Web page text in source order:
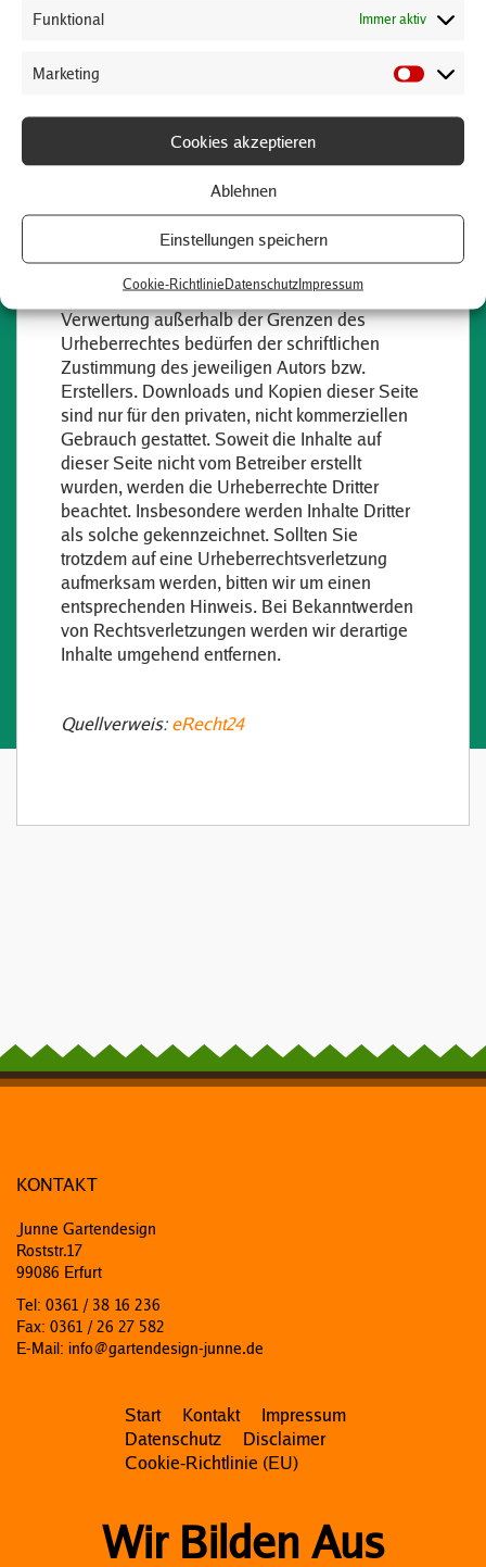
Funktional Immer aktiv
Marketing
Cookies akzeptieren
Ablehnen
Einstellungen speichern
Cookie-RichtlinieDatenschutzImpressum
permanente inhaltliche Kontrolle der verlinkten
Bekanntwerden von Rechtsverletzungen
Urheberrecht
und Werke auf diesen Seiten unterliegen dem
Bearbeitung, Verbreitung und jede Art der
Verwertung außerhalb der Grenzen des
Urheberrechtes bedürfen der schriftlichen
Zustimmung des jeweiligen Autors bzw.
Erstellers. Downloads und Kopien dieser Seite
sind nur für den privaten, nicht kommerziellen
Gebrauch gestattet. Soweit die Inhalte auf
dieser Seite nicht vom Betreiber erstellt
wurden, werden die Urheberrechte Dritter
beachtet. Insbesondere werden Inhalte Dritter
als solche gekennzeichnet. Sollten Sie
trotzdem auf eine Urheberrechtsverletzung
aufmerksam werden, bitten wir um einen
entsprechenden Hinweis. Bei Bekanntwerden
von Rechtsverletzungen werden wir derartige
Inhalte umgehend entfernen.
Quellverweis: eRecht24
KONTAKT
Junne Gartendesign
Roststr.17
99086 Erfurt
Tel: 0361 / 38 16 236
Fax: 0361 / 26 27 582
E-Mail: info@gartendesign-junne.de
Start Kontakt
Impressum
Datenschutz
Disclaimer
Cookie-Richtlinie (EU)
Wir Bilden Aus